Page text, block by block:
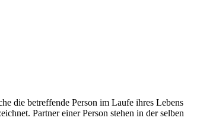
die betreffende Person im Laufe ihres Lebens
Partner einer Person stehen in der selben